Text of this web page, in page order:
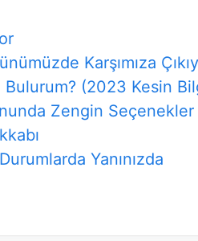
Karşımıza
Bulurum? (2023 Kesin
Zengin Seçenekler
Yanınızda